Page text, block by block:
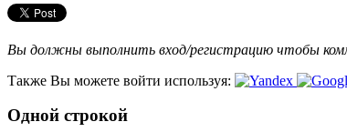
Вы должны выполнить вход/регистрацию чтобы
Также Вы можете войти используя:
Одной строкой